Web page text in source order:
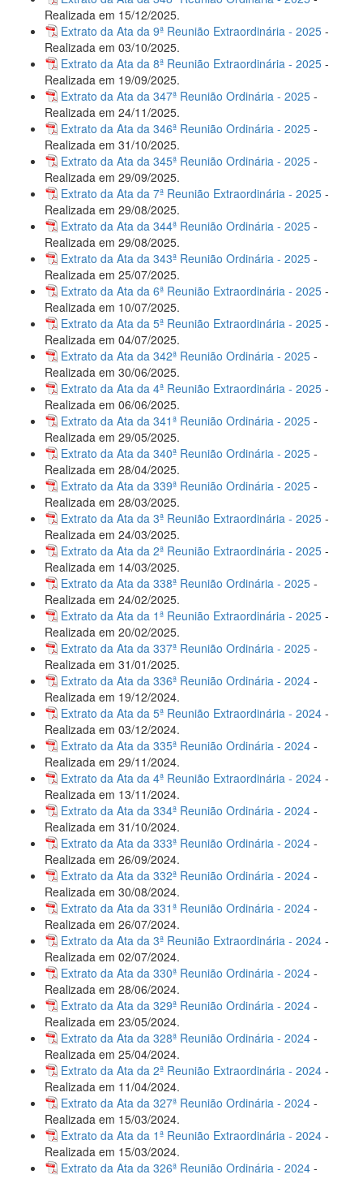
Realizada em 15/12/2025.
Extrato da Ata da 9ª Reunião Extraordinária - 2025 -
Realizada em 03/10/2025.
Extrato da Ata da 8ª Reunião Extraordinária - 2025 -
Realizada em 19/09/2025.
Extrato da Ata da 347ª Reunião Ordinária - 2025 -
Realizada em 24/11/2025.
Extrato da Ata da 346ª Reunião Ordinária - 2025 -
Realizada em 31/10/2025.
Extrato da Ata da 345ª Reunião Ordinária - 2025 -
Realizada em 29/09/2025.
Extrato da Ata da 7ª Reunião Extraordinária - 2025 -
Realizada em 29/08/2025.
Extrato da Ata da 344ª Reunião Ordinária - 2025 -
Realizada em 29/08/2025.
Extrato da Ata da 343ª Reunião Ordinária - 2025 -
Realizada em 25/07/2025.
Extrato da Ata da 6ª Reunião Extraordinária - 2025 -
Realizada em 10/07/2025.
Extrato da Ata da 5ª Reunião Extraordinária - 2025 -
Realizada em 04/07/2025.
Extrato da Ata da 342ª Reunião Ordinária - 2025 -
Realizada em 30/06/2025.
Extrato da Ata da 4ª Reunião Extraordinária - 2025 -
Realizada em 06/06/2025.
Extrato da Ata da 341ª Reunião Ordinária - 2025 -
Realizada em 29/05/2025.
Extrato da Ata da 340ª Reunião Ordinária - 2025 -
Realizada em 28/04/2025.
Extrato da Ata da 339ª Reunião Ordinária - 2025 -
Realizada em 28/03/2025.
Extrato da Ata da 3ª Reunião Extraordinária - 2025 -
Realizada em 24/03/2025.
Extrato da Ata da 2ª Reunião Extraordinária - 2025 -
Realizada em 14/03/2025.
Extrato da Ata da 338ª Reunião Ordinária - 2025 -
Realizada em 24/02/2025.
Extrato da Ata da 1ª Reunião Extraordinária - 2025 -
Realizada em 20/02/2025.
Extrato da Ata da 337ª Reunião Ordinária - 2025 -
Realizada em 31/01/2025.
Extrato da Ata da 336ª Reunião Ordinária - 2024 -
Realizada em 19/12/2024.
Extrato da Ata da 5ª Reunião Extraordinária - 2024 -
Realizada em 03/12/2024.
Extrato da Ata da 335ª Reunião Ordinária - 2024 -
Realizada em 29/11/2024.
Extrato da Ata da 4ª Reunião Extraordinária - 2024 -
Realizada em 13/11/2024.
Extrato da Ata da 334ª Reunião Ordinária - 2024 -
Realizada em 31/10/2024.
Extrato da Ata da 333ª Reunião Ordinária - 2024 -
Realizada em 26/09/2024.
Extrato da Ata da 332ª Reunião Ordinária - 2024 -
Realizada em 30/08/2024.
Extrato da Ata da 331ª Reunião Ordinária - 2024 -
Realizada em 26/07/2024.
Extrato da Ata da 3ª Reunião Extraordinária - 2024 -
Realizada em 02/07/2024.
Extrato da Ata da 330ª Reunião Ordinária - 2024 -
Realizada em 28/06/2024.
Extrato da Ata da 329ª Reunião Ordinária - 2024 -
Realizada em 23/05/2024.
Extrato da Ata da 328ª Reunião Ordinária - 2024 -
Realizada em 25/04/2024.
Extrato da Ata da 2ª Reunião Extraordinária - 2024 -
Realizada em 11/04/2024.
Extrato da Ata da 327ª Reunião Ordinária - 2024 -
Realizada em 15/03/2024.
Extrato da Ata da 1ª Reunião Extraordinária - 2024 -
Realizada em 15/03/2024.
Extrato da Ata da 326ª Reunião Ordinária - 2024 -